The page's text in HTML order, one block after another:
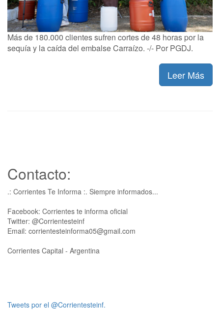
Más de 180.000 clientes sufren cortes de 48 horas por la
sequía y la caída del embalse Carraízo. -/- Por PGDJ.
Leer Más
Contacto:
.: Corrientes Te Informa :. Siempre informados...
Facebook: Corrientes te informa oficial
Twitter: @Corrientesteinf
Email: corrientesteinforma05@gmail.com
Corrientes Capital - Argentina
Tweets por el @Corrientesteinf.